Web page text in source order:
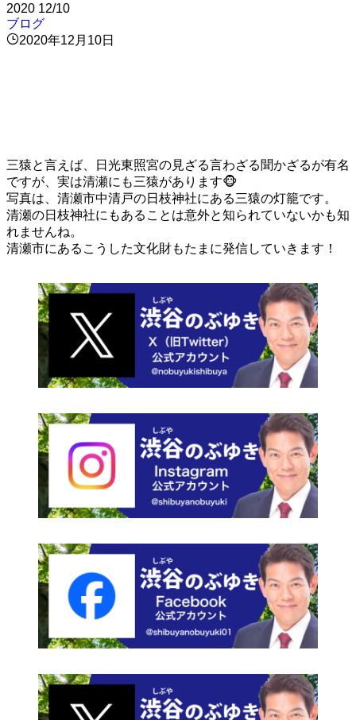
2020 12/10
ブログ
2020年12月10日
三猿と言えば、日光東照宮の見ざる言わざる聞かざるが有名
ですが、実は清瀬にも三猿があります🐵
写真は、清瀬市中清戸の日枝神社にある三猿の灯籠です。
清瀬の日枝神社にもあることは意外と知られていないかも知
れませんね。
清瀬市にあるこうした文化財もたまに発信していきます！